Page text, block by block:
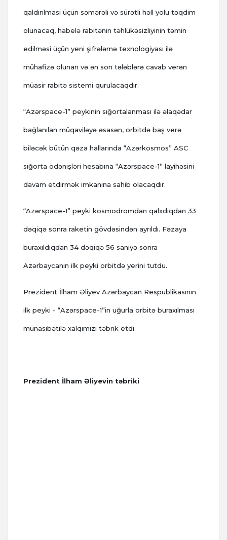
qaldırılması üçün səmərəli və sürətli həll yolu təqdim
olunacaq, habelə rabitənin təhlükəsizliyinin təmin
edilməsi üçün yeni şifrələmə texnologiyası ilə
mühafizə olunan və ən son tələblərə cavab verən
müasir rabitə sistemi qurulacaqdır.
“Azərspace-1” peykinin sığortalanması ilə əlaqədar
bağlanılan müqaviləyə əsasən, orbitdə baş verə
biləcək bütün qəza hallarında “Azərkosmos” ASC
sığorta ödənişləri hesabına “Azərspace-1” layihəsini
davam etdirmək imkanına sahib olacaqdır.
“Azərspace-1” peyki kosmodromdan qalxdıqdan 33
dəqiqə sonra raketin gövdəsindən ayrıldı. Fəzaya
buraxıldıqdan 34 dəqiqə 56 saniyə sonra
Azərbaycanın ilk peyki orbitdə yerini tutdu.
Prezident İlham Əliyev Azərbaycan Respublikasının
ilk peyki - “Azərspace-1”in uğurla orbitə buraxılması
münasibətilə xalqımızı təbrik etdi.
Prezident İlham Əliyevin təbriki